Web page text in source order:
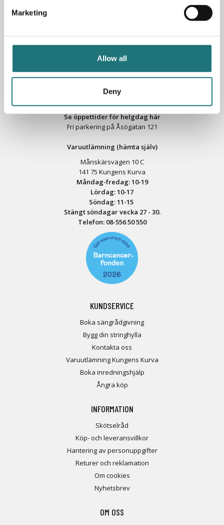
Marketing
Allow all
Deny
Måndag-fredag: 10-19
Lördag: 11-17
info@interiorbutiken.se
Telefon:08-702 78 22
Se öppettider för helgdag här
Fri parkering på Åsögatan 121
Varuutlämning (hämta själv)
Månskärsvägen 10 C
141 75 Kungens Kurva
Måndag-fredag: 10-19
Lördag: 10-17
Söndag: 11-15
Stängt söndagar vecka 27 - 30.
Telefon: 08-556 50 550
KUNDSERVICE
Boka sängrådgivning
Bygg din stringhylla
Kontakta oss
Varuutlämning Kungens Kurva
Boka inredningshjälp
Ångra köp
INFORMATION
Skötselråd
Köp- och leveransvillkor
Hantering av personuppgifter
Returer och reklamation
Om cookies
Nyhetsbrev
OM OSS